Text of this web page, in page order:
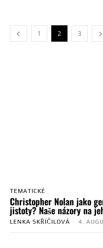
1 2 3
TEMATICKÉ
Christopher Nolan jako
jistoty? Naše názory na
LENKA SKŘÍČILOVÁ - 4.